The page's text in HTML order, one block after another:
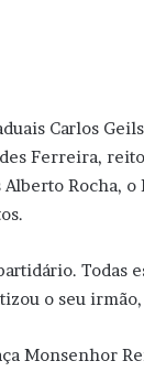
Carlos
Ferreira,
Rocha,
Todas
o seu
Monsenhor